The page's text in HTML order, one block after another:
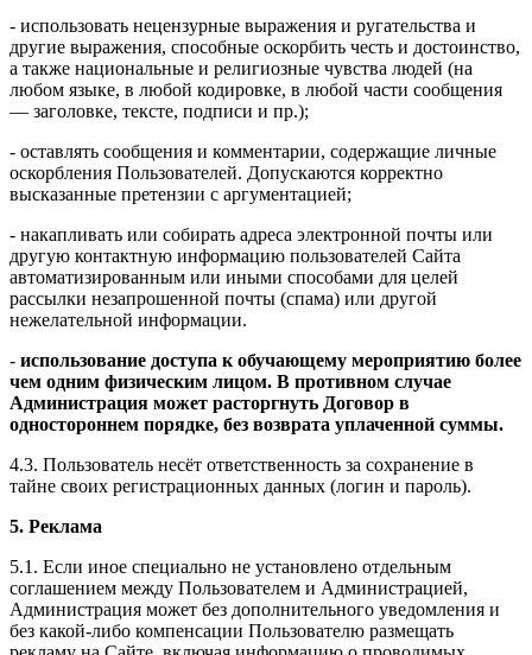
- использовать нецензурные выражения и ругательства и
другие выражения, способные оскорбить честь и достоинство,
а также национальные и религиозные чувства людей (на
любом языке, в любой кодировке, в любой части сообщения
— заголовке, тексте, подписи и пр.);
- оставлять сообщения и комментарии, содержащие личные
оскорбления Пользователей. Допускаются корректно
высказанные претензии с аргументацией;
- накапливать или собирать адреса электронной почты или
другую контактную информацию пользователей Сайта
автоматизированным или иными способами для целей
рассылки незапрошенной почты (спама) или другой
нежелательной информации.
- использование доступа к обучающему мероприятию более
чем одним физическим лицом. В противном случае
Администрация может расторгнуть Договор в
одностороннем порядке, без возврата уплаченной суммы.
4.3. Пользователь несёт ответственность за сохранение в
тайне своих регистрационных данных (логин и пароль).
5. Реклама
5.1. Если иное специально не установлено отдельным
соглашением между Пользователем и Администрацией,
Администрация может без дополнительного уведомления и
без какой-либо компенсации Пользователю размещать